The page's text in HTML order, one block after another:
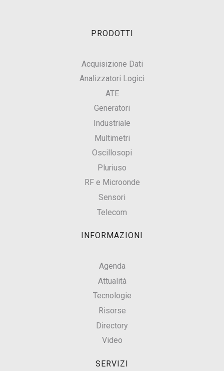
PRODOTTI
Acquisizione Dati
Analizzatori Logici
ATE
Generatori
Industriale
Multimetri
Oscillosopi
Pluriuso
RF e Microonde
Sensori
Telecom
INFORMAZIONI
Agenda
Attualità
Tecnologie
Risorse
Directory
Video
SERVIZI